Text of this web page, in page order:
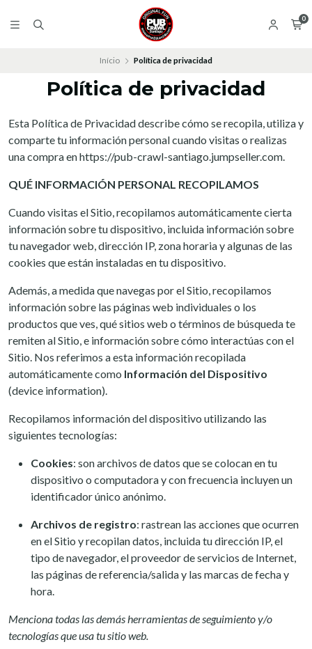
0
Início Política de privacidad
Política de privacidad
Esta Política de Privacidad describe cómo se recopila, utiliza y
comparte tu información personal cuando visitas o realizas
una compra en https://pub-crawl-santiago.jumpseller.com.
QUÉ INFORMACIÓN PERSONAL RECOPILAMOS
Cuando visitas el Sitio, recopilamos automáticamente cierta
información sobre tu dispositivo, incluida información sobre
tu navegador web, dirección IP, zona horaria y algunas de las
cookies que están instaladas en tu dispositivo.
Además, a medida que navegas por el Sitio, recopilamos
información sobre las páginas web individuales o los
productos que ves, qué sitios web o términos de búsqueda te
remiten al Sitio, e información sobre cómo interactúas con el
Sitio. Nos referimos a esta información recopilada
automáticamente como Información del Dispositivo
(device information).
Recopilamos información del dispositivo utilizando las
siguientes tecnologías:
Cookies: son archivos de datos que se colocan en tu
dispositivo o computadora y con frecuencia incluyen un
identificador único anónimo.
Archivos de registro: rastrean las acciones que ocurren
en el Sitio y recopilan datos, incluida tu dirección IP, el
tipo de navegador, el proveedor de servicios de Internet,
las páginas de referencia/salida y las marcas de fecha y
hora.
Menciona todas las demás herramientas de seguimiento y/o
tecnologías que usa tu sitio web.